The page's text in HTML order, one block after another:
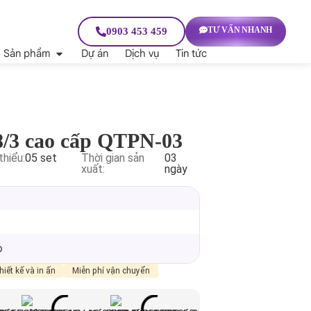
Sản phẩm Dự án Dịch vụ Tin tức
0903 453 459 TƯ VẤN NHANH
cao cấp QTPN-03
05 set
Thời gian sản
xuất:
03
ngày
kế và in ấn Miễn phí vận chuyển